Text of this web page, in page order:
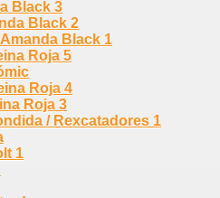
Black 3
Black 2
Black 1
Roja 5
Roja 4
Roja 3
/ Rexcatadores 1
1